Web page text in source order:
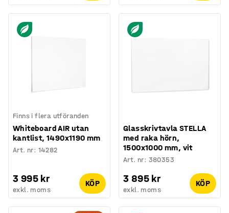
Finns i flera utföranden
Whiteboard AIR utan
kantlist, 1490x1190 mm
Art. nr: 14282
3 995 kr
exkl. moms
KÖP
Glasskrivtavla STELLA
med raka hörn,
1500x1000 mm, vit
Art. nr: 380353
3 895 kr
exkl. moms
KÖP